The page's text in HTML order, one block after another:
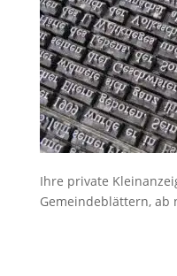
Ihre private
Gemeindeblättern, ab